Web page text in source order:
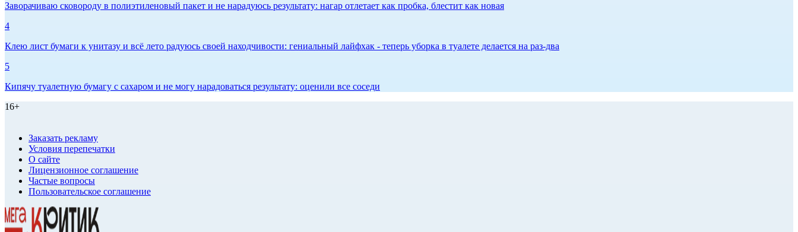
Заворачиваю сковороду в полиэтиленовый пакет и не нарадуюсь результату: нагар отлетает как пробка, блестит как новая
4
Клею лист бумаги к унитазу и всё лето радуюсь своей находчивости: гениальный лайфхак - теперь уборка в туалете делается на раз-два
5
Кипячу туалетную бумагу с сахаром и не могу нарадоваться результату: оценили все соседи
16+
Заказать рекламу
Условия перепечатки
О сайте
Лицензионное соглашение
Частые вопросы
Пользовательское соглашение